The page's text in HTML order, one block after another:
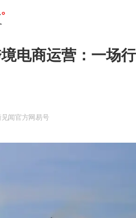
电商运营：一场
见闻官方网易号